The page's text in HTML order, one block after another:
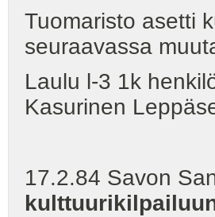
Tuomaristo asetti
seuraavassa
Laulu l-3 1k
Kasurinen
17.2.84 Savon